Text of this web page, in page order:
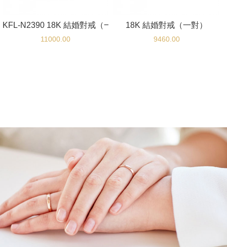
KFL-N2390 18K 結婚對戒（一對）
11000.00
18K 結婚對戒（一對）
9460.00